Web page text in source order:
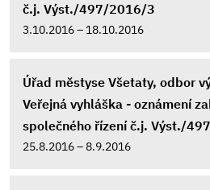
č.j. Výst./497/2016/3
3.10.2016 – 18.10.2016
Úřad městyse Všetaty, odbor
Veřejná vyhláška - oznámení
společného řízení č.j. Výst./
25.8.2016 – 8.9.2016